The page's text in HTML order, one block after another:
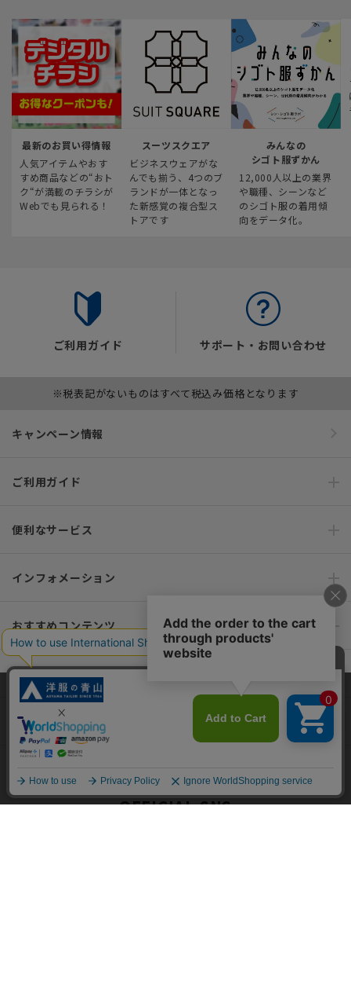
最新のお買い得情報
人気アイテムやおす
すめ商品などの“おト
ク“が満載のチラシが
Webでも見られる！
スーツスクエア
ビジネスウェアがな
んでも揃う、4つのブ
ランドが一体となっ
た新感覚の複合型ス
トアです
みんなの
シゴト服ずかん
12,000人以上の業界
や職種、シーンなど
のシゴト服の着用傾
向をデータ化。
ご利用ガイド サポート・お問い合わせ
※税表記がないものはすべて税込み価格となります
キャンペーン情報
ご利用ガイド
便利なサービス
インフォメーション
おすすめコンテンツ
ポリシー・企業情報
オーダースーツなら SHITATE
OFFICIAL SNS
当サイトでは、快適な閲覧体験とコンテンツ改善のためにCookieを使用
しています。閲覧を続けることで、Cookieの使用に同意したものとみな
します。詳細については
同意して閉じる